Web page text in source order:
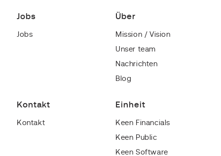
Jobs
Jobs
Über
Mission / Vision
Unser team
Nachrichten
Blog
Kontakt
Kontakt
Einheit
Keen Financials
Keen Public
Keen Software